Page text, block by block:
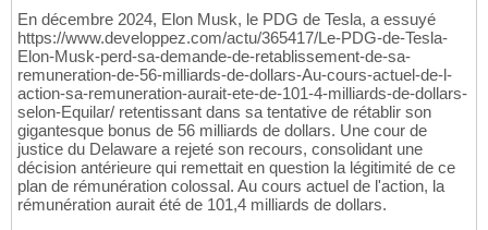
En décembre 2024, Elon Musk, le PDG de Tesla, a essuyé
https://www.developpez.com/actu/365417/Le-PDG-de-Tesla-
Elon-Musk-perd-sa-demande-de-retablissement-de-sa-
remuneration-de-56-milliards-de-dollars-Au-cours-actuel-de-l-
action-sa-remuneration-aurait-ete-de-101-4-milliards-de-dollars-
selon-Equilar/ retentissant dans sa tentative de rétablir son
gigantesque bonus de 56 milliards de dollars. Une cour de
justice du Delaware a rejeté son recours, consolidant une
décision antérieure qui remettait en question la légitimité de ce
plan de rémunération colossal. Au cours actuel de l'action, la
rémunération aurait été de 101,4 milliards de dollars.